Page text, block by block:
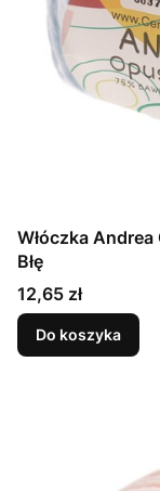
Włóczka
Błę
Cena
12,65 zł
Do koszyka